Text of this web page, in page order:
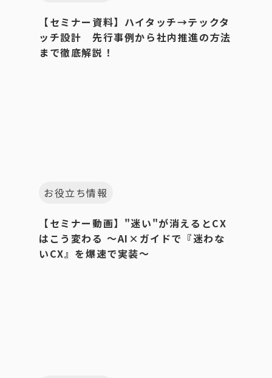
【セミナー資料】ハイタッチ→テックタ
ッチ設計 先行事例から社内推進の方法
まで徹底解説！
お役立ち情報
【セミナー動画】"迷い"が消えるとCX
はこう変わる 〜AI×ガイドで『迷わな
いCX』を爆速で実装〜